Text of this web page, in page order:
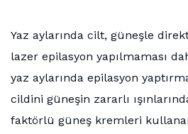
Yaz aylarında cilt, güneşle
lazer epilasyon yapılmaması
yaz aylarında epilasyon
cildini güneşin zararlı
faktörlü güneş kremleri